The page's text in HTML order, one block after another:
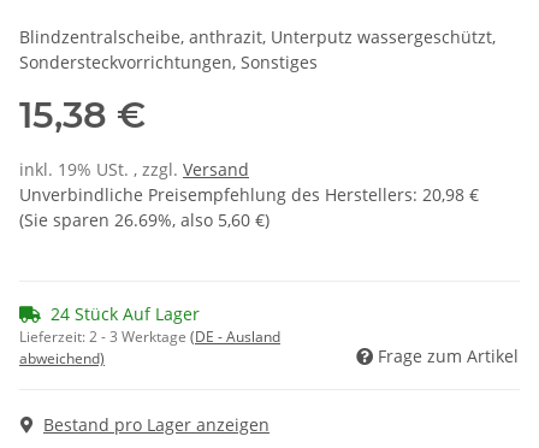
Blindzentralscheibe, anthrazit, Unterputz wassergeschützt,
Sondersteckvorrichtungen, Sonstiges
15,38 €
inkl. 19% USt. , zzgl. Versand
Unverbindliche Preisempfehlung des Herstellers: 20,98 €
(Sie sparen 26.69%, also 5,60 €)
24 Stück Auf Lager
Lieferzeit:2 - 3 Werktage (DE - Ausland
abweichend)
Frage zum Artikel
Bestand pro Lager anzeigen